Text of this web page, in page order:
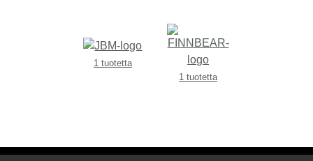
1 tuotetta
1 tuotetta